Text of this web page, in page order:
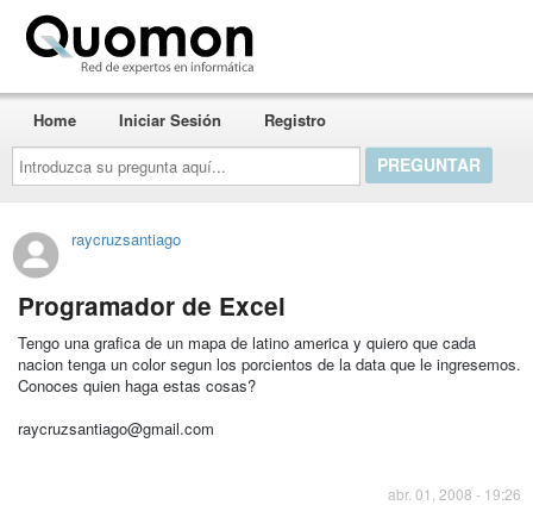
Introduzca
su
pregunta
aquí...
Home Iniciar Sesión Registro
raycruzsantiago
Programador de Excel
Tengo una grafica de un mapa de latino america y quiero que cada
nacion tenga un color segun los porcientos de la data que le ingresemos.
Conoces quien haga estas cosas?
raycruzsantiago@gmail.com
abr. 01, 2008 - 19:26